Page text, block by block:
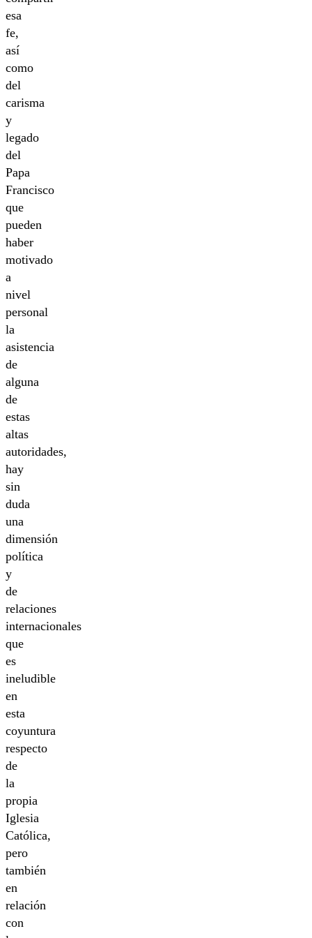
esa
fe,
así
como
del
carisma
y
legado
del
Papa
Francisco
que
pueden
haber
motivado
a
nivel
personal
la
asistencia
de
alguna
de
estas
altas
autoridades,
hay
sin
duda
una
dimensión
política
y
de
relaciones
internacionales
que
es
ineludible
en
esta
coyuntura
respecto
de
la
propia
Iglesia
Católica,
pero
también
en
relación
con